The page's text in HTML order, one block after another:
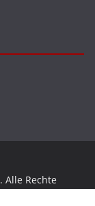
. Alle Rechte